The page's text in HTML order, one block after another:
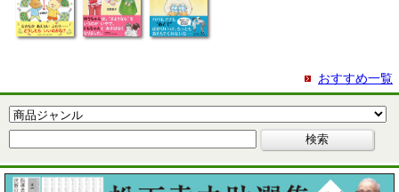
おすすめ一覧